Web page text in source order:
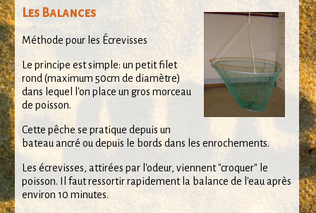
Les Balances
Méthode pour les Écrevisses
Le principe est simple: un petit filet
rond (maximum 50cm de diamètre)
dans lequel l'on place un gros morceau
de poisson.
Cette pêche se pratique depuis un
bateau ancré ou depuis le bords dans les enrochements.
Les écrevisses, attirées par l'odeur, viennent "croquer" le
poisson. Il faut ressortir rapidement la balance de l'eau après
environ 10 minutes.